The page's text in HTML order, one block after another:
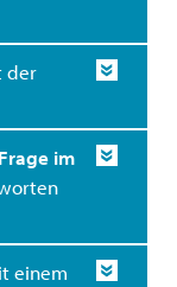
der
Frage im
einem